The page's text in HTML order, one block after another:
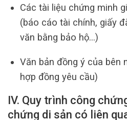
Các tài liệu chứng minh
(báo cáo tài chính, giấy
văn bằng bảo hộ…)
Văn bản đồng ý của bên
hợp đồng yêu cầu)
IV. Quy trình công
chứng di sản có liên